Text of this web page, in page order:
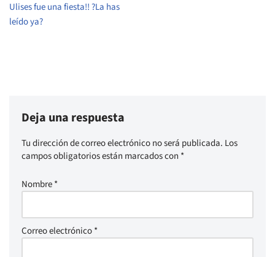
Ulises fue una fiesta!! ?La has
leído ya?
Deja una respuesta
Tu dirección de correo electrónico no será publicada. Los
campos obligatorios están marcados con *
Nombre*
Correo electrónico*